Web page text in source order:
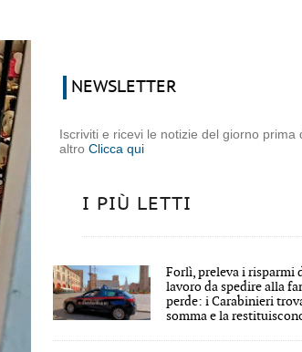
NEWSLETTER
Iscriviti e ricevi le notizie del giorno prima
altroClicca qui
I PIÙ LETTI
Forlì, preleva i risparmi
lavoro da spedire alla
perde: i Carabinieri
somma e la